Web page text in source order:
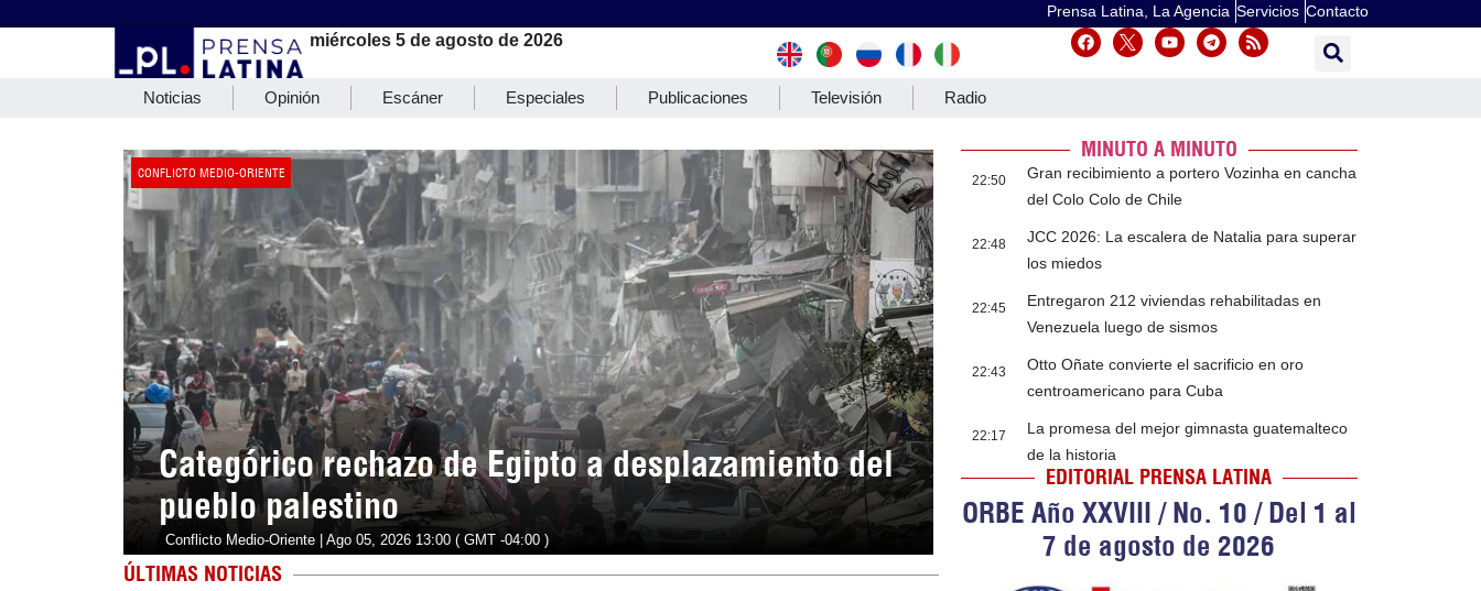
Prensa Latina, La Agencia Servicios Contacto
miércoles 5 de agosto de 2026
Noticias Opinión Escáner Especiales Publicaciones Televisión Radio
CONFLICTO MEDIO-ORIENTE
Categórico rechazo de Egipto a desplazamiento del
pueblo palestino
Conflicto Medio-Oriente | Ago 05, 2026 13:00 ( GMT -04:00 )
ÚLTIMAS NOTICIAS
MINUTO A MINUTO
22:50
Gran recibimiento a portero Vozinha en cancha
del Colo Colo de Chile
22:48
JCC 2026: La escalera de Natalia para superar
los miedos
22:45
Entregaron 212 viviendas rehabilitadas en
Venezuela luego de sismos
22:43
Otto Oñate convierte el sacrificio en oro
centroamericano para Cuba
22:17
La promesa del mejor gimnasta guatemalteco
de la historia
EDITORIAL PRENSA LATINA
ORBE Año XXVIII / No. 10 / Del 1 al
7 de agosto de 2026